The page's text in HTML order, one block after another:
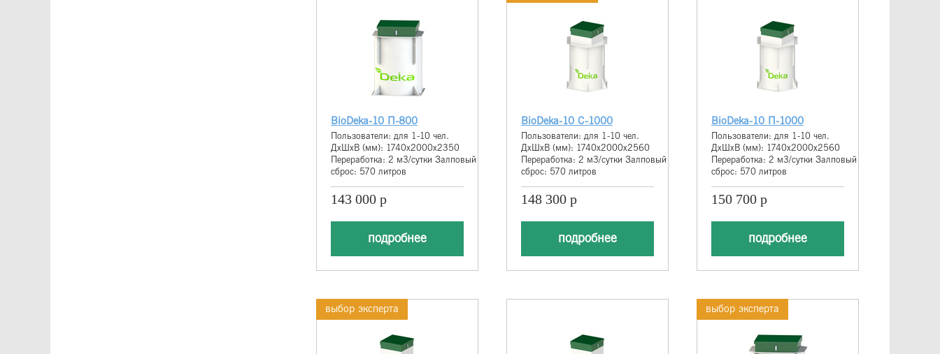
BioDeka-10 П-800
Пользователи: для 1-10 чел.
ДхШхВ (мм): 1740х2000х2350
Переработка: 2 м3/сутки Залповый
сброс: 570 литров
143 000 р
подробнее
BioDeka-10 С-1000
Пользователи: для 1-10 чел.
ДхШхВ (мм): 1740х2000х2560
Переработка: 2 м3/сутки Залповый
сброс: 570 литров
148 300 р
подробнее
BioDeka-10 П-1000
Пользователи: для 1-10 чел.
ДхШхВ (мм): 1740х2000х2560
Переработка: 2 м3/сутки Залповый
сброс: 570 литров
150 700 р
подробнее
выбор эксперта выбор эксперта